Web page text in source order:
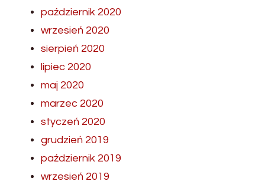
październik 2020
wrzesień 2020
sierpień 2020
lipiec 2020
maj 2020
marzec 2020
styczeń 2020
grudzień 2019
październik 2019
wrzesień 2019